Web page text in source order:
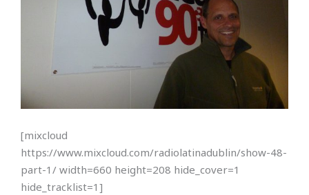
[mixcloud
https://www.mixcloud.com/radiolatinadublin/show-48-
part-1/ width=660 height=208 hide_cover=1
hide_tracklist=1]